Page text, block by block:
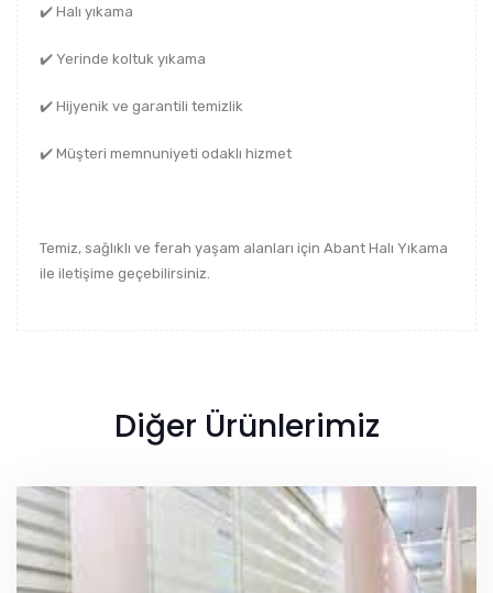
✔️ Halı yıkama
✔️ Yerinde koltuk yıkama
✔️ Hijyenik ve garantili temizlik
✔️ Müşteri memnuniyeti odaklı hizmet
Temiz, sağlıklı ve ferah yaşam alanları için Abant Halı Yıkama
ile iletişime geçebilirsiniz.
Diğer Ürünlerimiz